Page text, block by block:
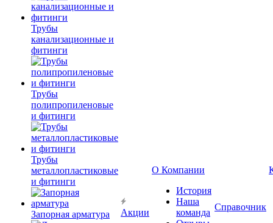
Трубы
канализационные и
фитинги
Трубы
полипропиленовые
и фитинги
Трубы
металлопластиковые
и фитинги
Запорная арматура Акции
О Компании
История
Наша
команда
Справочник